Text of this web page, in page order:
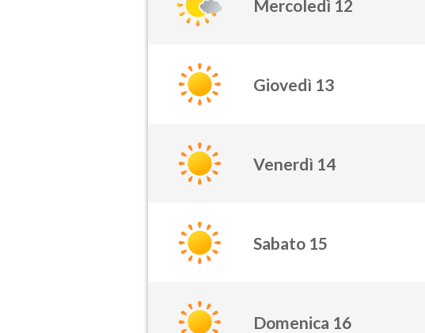
Mercoledì 12
Giovedì 13
Venerdì 14
Sabato 15
Domenica 16